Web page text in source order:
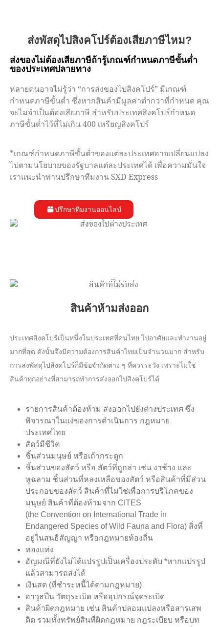
ส่งพัสดุไปสิงคโปร์ต้องเสียภาษีไหม?
ส่งของไม่ต้องเสียภาษีถ้ารู้เกณฑ์กำหนดภาษีขั้นต่ำ
ของประเทศปลายทาง
หลายคนอาจไม่รู้ว่า “การส่งของไปสิงคโปร์” มีเกณฑ์
กำหนดภาษีขั้นต่ำ ซึ่งหากสินค้ามีมูลค่าต่ำกว่าที่กำหนด คุณ
จะไม่จำเป็นต้องเสียภาษี สำหรับประเทศสิงคโปร์กำหนด
ภาษีขั้นต่ำไว้ที่ไม่เกิน 400 เหรียญสิงคโปร์
*เกณฑ์กำหนดภาษีขั้นต่ำของแต่ละประเทศอาจเปลี่ยนแปลง
ไปตามนโยบายของรัฐบาลแต่ละประเทศได้ เพื่อความมั่นใจ
เราแนะนำท่านปรึกษาทีมงาน SXD Express
ปรึกษาทีมงานออนไลน์
สินค้าห้ามส่งออก
ประเทศสิงคโปร์เป็นหนึ่งในประเทศที่คนไทย ไปอาศัยและทำงานอยู่
มากที่สุด ดังนั้นจึงมีความต้องการสินค้าไทยเป็นจำนวนมาก สำหรับ
การส่งพัสดุไปสิงคโปร์ก็มีข้อจำกัดต่าง ๆ ที่ควรระวัง เพราะไม่ใช่
สินค้าทุกอย่างที่สามารถทำการส่งออกไปสิงคโปร์ได้
รายการสินค้าต้องห้าม ส่งออกไปยังต่างประเทศ ซึ่ง
พิจารณาในแง่ของการดำเนินการ กฎหมาย
ประเทศไทย
สัตว์มีชีวิต
ชิ้นส่วนมนุษย์ หรือเถ้ากระดูก
ชิ้นส่วนของสัตว์ หรือ สัตว์ที่ถูกล่า เช่น งาช้าง และ
หูฉลาม ชิ้นส่วนที่หลงเหลือของสัตว์ หรือสินค้าที่มีส่วน
ประกอบของสัตว์ สินค้าที่ไม่ใช่เพื่อการบริโภคของ
มนุษย์ สินค้าที่ต้องห้ามจาก CITES
(the Convention on International Trade in
Endangered Species of Wild Fauna and Flora) สิ่งที่
อยู่ในสนธิสัญญา หรือกฎหมายท้องถิ่น
ทองแท่ง
อัญมณีที่ยังไม่ได้เเปรรูปเป็นเครื่องประดับ *หากแปรรูป
แล้วสามารถส่งได้
เงินสด (ที่ชำระหนี้ได้ตามกฎหมาย)
อาวุธปืน วัตถุระเบิด หรืออุปกรณ์จุดระเบิด
สินค้าผิดกฎหมาย เช่น สินค้าปลอมแปลงหรือสารเสพ
ติด รวมทั้งทรัพย์สินที่ผิดกฎหมาย กฎระเบียบ หรือบท